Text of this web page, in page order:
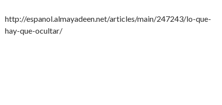
http://espanol.almayadeen.net/articles/main/247243/lo-que-
hay-que-ocultar/